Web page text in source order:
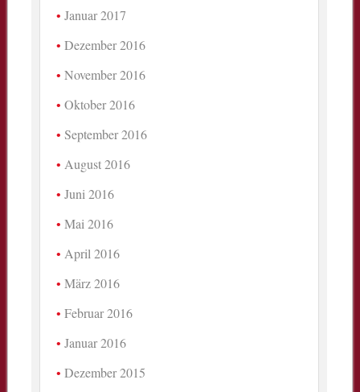
Januar 2017
Dezember 2016
November 2016
Oktober 2016
September 2016
August 2016
Juni 2016
Mai 2016
April 2016
März 2016
Februar 2016
Januar 2016
Dezember 2015